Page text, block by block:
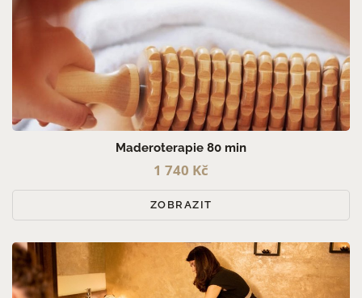
Maderoterapie 80 min
1 740 Kč
ZOBRAZIT